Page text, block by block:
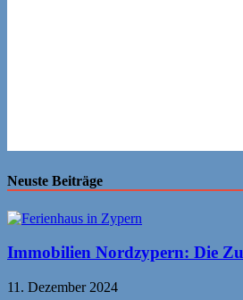
Neuste Beiträge
Immobilien Nordzypern: Die
11. Dezember 2024